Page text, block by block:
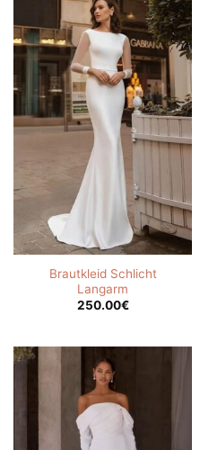
Brautkleid Schlicht
Langarm
250.00€